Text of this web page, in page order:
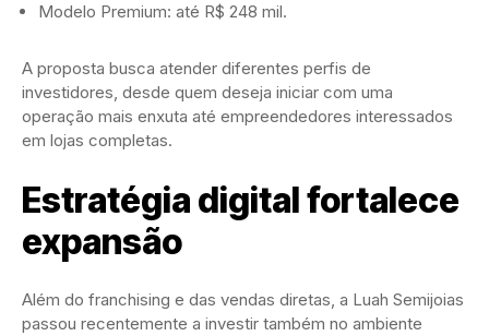
Modelo Premium: até R$ 248 mil.
A proposta busca atender diferentes perfis de
investidores, desde quem deseja iniciar com uma
operação mais enxuta até empreendedores interessados
em lojas completas.
Estratégia digital fortalece
expansão
Além do franchising e das vendas diretas, a Luah Semijoias
passou recentemente a investir também no ambiente